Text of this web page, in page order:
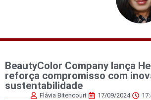
BeautyColor Company lança
reforça compromisso com
sustentabilidade
Flávia Bitencourt 17/09/2024